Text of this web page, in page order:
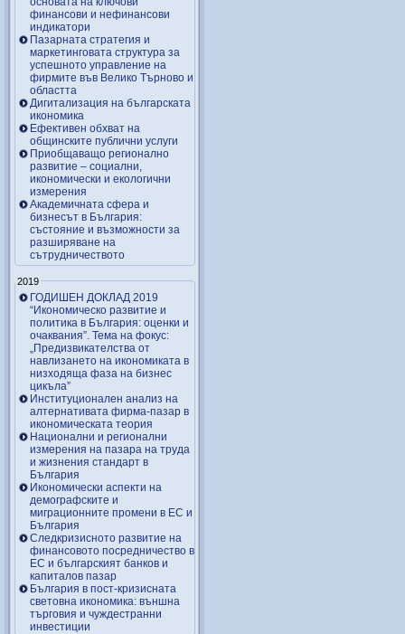
финансови и нефинансови
индикатори
Пазарната стратегия и
маркетинговата структура за
успешното управление на
фирмите във Велико Търново и
областта
Дигитализация на българската
икономика
Ефективен обхват на
общинските публични услуги
Приобщаващо регионално
развитие – социални,
икономически и екологични
измерения
Академичната сфера и
бизнесът в България:
състояние и възможности за
разширяване на
сътрудничеството
2019
ГОДИШЕН ДОКЛАД 2019
“Икономическо развитие и
политика в България: оценки и
очаквания”. Тема на фокус:
„Предизвикателства от
навлизането на икономиката в
низходяща фаза на бизнес
цикъла”
Институционален анализ на
алтернативата фирма-пазар в
икономическата теория
Национални и регионални
измерения на пазара на труда
и жизнения стандарт в
България
Икономически аспекти на
демографските и
миграционните промени в ЕС и
България
Следкризисното развитие на
финансовото посредничество в
ЕС и българският банков и
капиталов пазар
България в пост-кризисната
световна икономика: външна
търговия и чуждестранни
инвестиции